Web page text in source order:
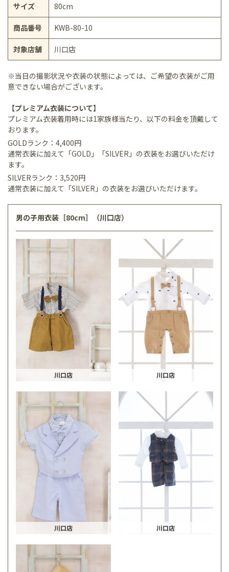
サイズ 80cm
商品番号 KWB-80-10
対象店舗 川口店
※当日の撮影状況や衣装の状態によっては、ご希望の衣装がご用
意できない場合がございます。
【プレミアム衣装について】
プレミアム衣装着用時には1家族様当たり、以下の料金を頂戴して
おります。
GOLDランク：4,400円
通常衣装に加えて「GOLD」「SILVER」の衣装をお選びいただけ
ます。
SILVERランク：3,520円
通常衣装に加えて「SILVER」の衣装をお選びいただけます。
男の子用衣装［80cm］（川口店）
川口店 川口店
川口店 川口店